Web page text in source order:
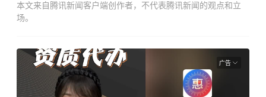
本文来自腾讯新闻客户端创作者，不代表腾讯新闻的观点和立
场。
广告